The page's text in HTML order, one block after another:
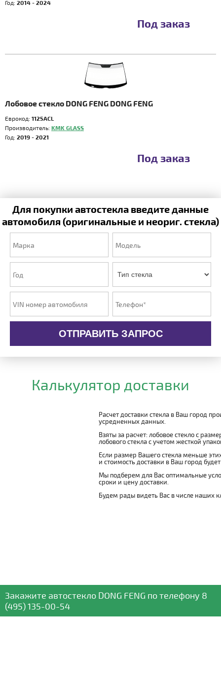
Год: 2014 - 2024
Под заказ
Лобовое стекло DONG FENG DONG FENG
Еврокод: 1125ACL
Производитель: KMK GLASS
Год: 2019 - 2021
Под заказ
Для покупки автостекла введите данные
автомобиля (оригинальные и неориг. стекла)
ОТПРАВИТЬ ЗАПРОС
Калькулятор доставки
Расчет доставки стекла в Ваш город
усредненных данных.
Взяты за расчет: лобовое стекло с
лобового стекла с учетом жесткой
Если размер Вашего стекла меньше
и стоимость доставки в Ваш город
Мы подберем для Вас оптимальные
сроки и цену доставки.
Будем рады видеть Вас в числе наших
Закажите автостекло DONG FENG по телефону 8
(495) 135-00-54